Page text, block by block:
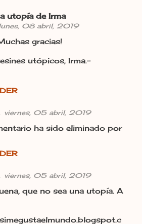
utopía de Irma
08 abril, 2019
gracias!
utópicos, Irma.-
viernes, 05 abril, 2019
ha sido eliminado por
viernes, 05 abril, 2019
que no sea una utopía. A